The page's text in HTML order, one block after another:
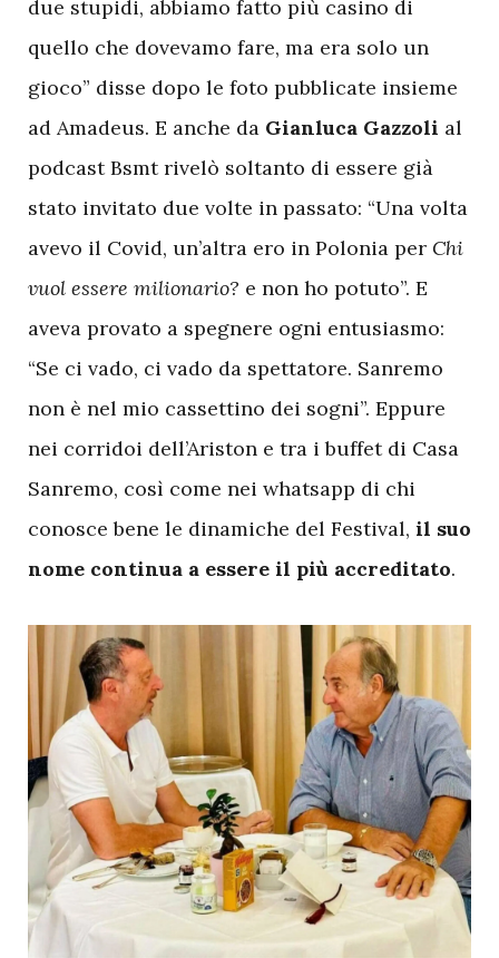
due stupidi, abbiamo fatto più casino di
quello che dovevamo fare, ma era solo un
gioco” disse dopo le foto pubblicate insieme
ad Amadeus. E anche da Gianluca Gazzoli al
podcast Bsmt rivelò soltanto di essere già
stato invitato due volte in passato: “Una volta
avevo il Covid, un’altra ero in Polonia per Chi
vuol essere milionario? e non ho potuto”. E
aveva provato a spegnere ogni entusiasmo:
“Se ci vado, ci vado da spettatore. Sanremo
non è nel mio cassettino dei sogni”. Eppure
nei corridoi dell’Ariston e tra i buffet di Casa
Sanremo, così come nei whatsapp di chi
conosce bene le dinamiche del Festival, il suo
nome continua a essere il più accreditato.